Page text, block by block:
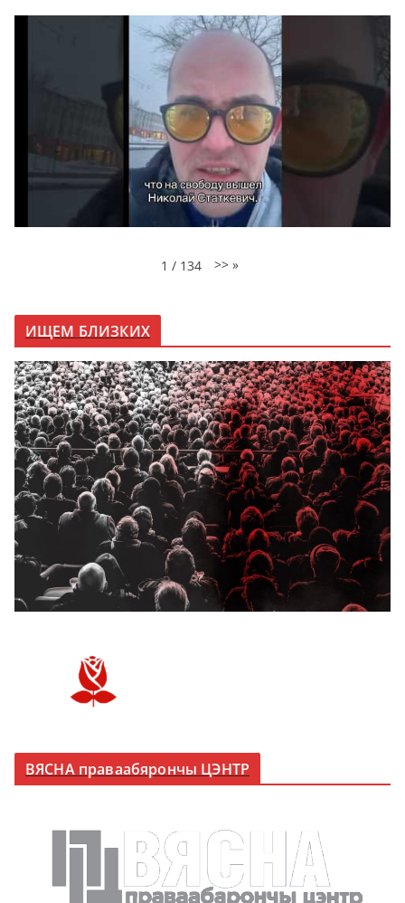
1 / 134 >> »
ИЩЕМ БЛИЗКИХ
ВЯСНА праваабярончы ЦЭНТР